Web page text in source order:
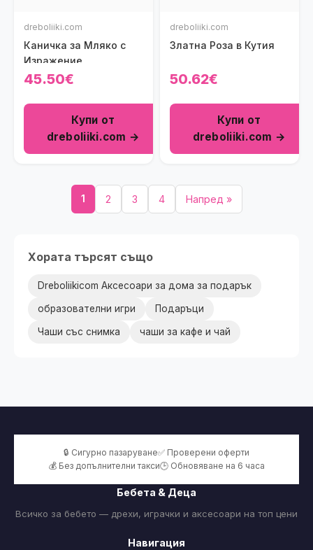
dreboliiki.com
Каничка за Мляко с
Изражение
45.50€
Купи от
dreboliiki.com →
dreboliiki.com
Златна Роза в Кутия
50.62€
Купи от
dreboliiki.com →
1 2 3 4 Напред »
Хората търсят също
Dreboliikicom Аксесоари за дома за подарък
образователни игри Подаръци
Чаши със снимка чаши за кафе и чай
🔒 Сигурно пазаруване✅ Проверени оферти
💰 Без допълнителни такси🕒 Обновяване на 6 часа
Бебета & Деца
Всичко за бебето — дрехи, играчки и аксесоари на топ цени
Навигация